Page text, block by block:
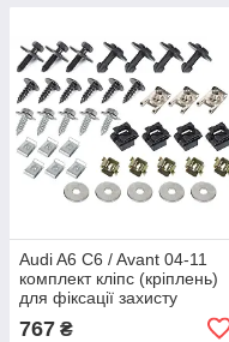
Audi A6 C6 / Avant 04-11
комплект кліпс (кріплень)
для фіксації захисту
двигуна, 41 шт., комплект
767 ₴